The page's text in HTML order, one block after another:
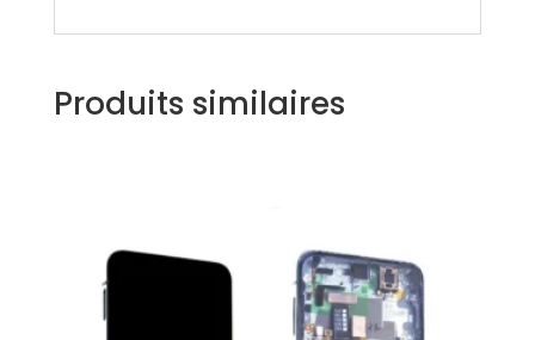
Produits similaires